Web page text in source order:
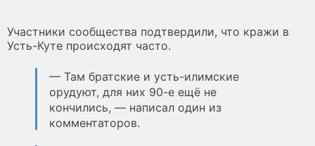
Участники сообщества подтвердили, что кражи в
Усть-Куте происходят часто.
— Там братские и усть-илимские
орудуют, для них 90-е ещё не
кончились, — написал один из
комментаторов.